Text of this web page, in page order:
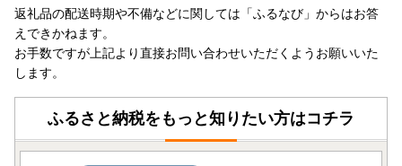
返礼品の配送時期や不備などに関しては「ふるなび」からはお答
えできかねます。
お手数ですが上記より直接お問い合わせいただくようお願いいた
します。
ふるさと納税をもっと知りたい方はコチラ